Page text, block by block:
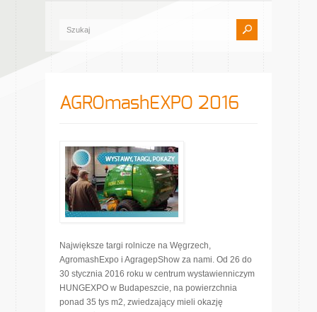
AGROmashEXPO 2016
Największe targi rolnicze na Węgrzech,
AgromashExpo i AgragepShow za nami. Od 26 do
30 stycznia 2016 roku w centrum wystawienniczym
HUNGEXPO w Budapeszcie, na powierzchnia
ponad 35 tys m2, zwiedzający mieli okazję